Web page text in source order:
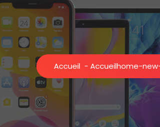
Accueil - Accueilhome-